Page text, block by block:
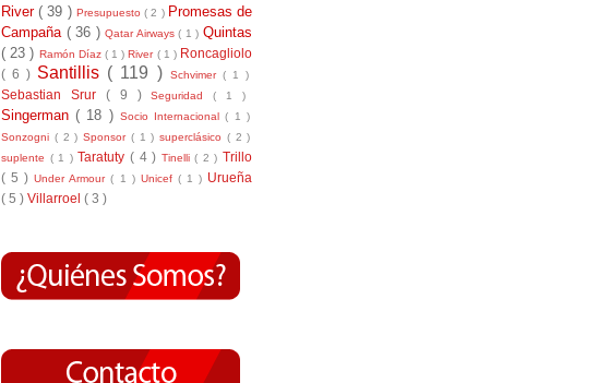
River( 39 ) Presupuesto( 2 ) Promesas de
Campaña ( 36 )Qatar Airways( 1 )Quintas
( 23 ) Ramón Díaz ( 1 )River ( 1 ) Roncagliolo
( 6 ) Santillis ( 119 ) Schvimer ( 1 )
Sebastian Srur ( 9 )Seguridad( 1 )
Singerman( 18 ) Socio Internacional( 1 )
Sonzogni ( 2 ) Sponsor ( 1 ) superclásico ( 2 )
suplente ( 1 ) Taratuty ( 4 ) Tinelli( 2 ) Trillo
( 5 )Under Armour( 1 ) Unicef ( 1 ) Urueña
( 5 ) Villarroel ( 3 )